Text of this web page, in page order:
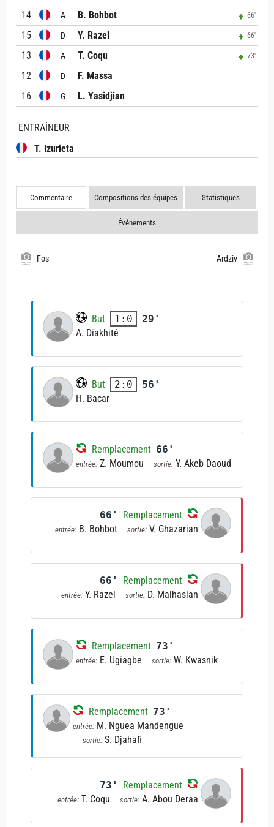
14
A B. Bohbot 66'
15 D Y. Razel 66'
13 A T. Coqu 73'
12 D
F. Massa
16
G L. Yasidjian
ENTRAÎNEUR
T. Izurieta
Commentaire Compositions des équipes Statistiques
Événements
Fos Ardziv
But 1:0
29'
A. Diakhité
But 2:0
56'
H. Bacar
Remplacement 66'
entrée: Z. Moumou sortie: Y. Akeb Daoud
66' Remplacement
entrée: B. Bohbot sortie: V. Ghazarian
66' Remplacement
entrée: Y. Razel sortie: D. Malhasian
Remplacement 73'
entrée: E. Ugiagbe sortie: W. Kwasnik
Remplacement 73'
entrée: M. Nguea Mandengue
sortie: S. Djahafi
73' Remplacement
entrée: T. Coqu sortie: A. Abou Deraa